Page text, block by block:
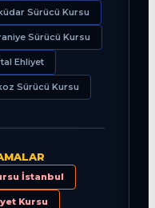
Sürücü Kursu
Sürücü Kursu
Ehliyet
Sürücü Kursu
İstanbul
Kursu